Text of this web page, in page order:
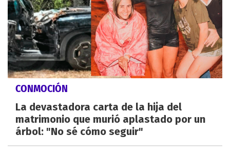
CONMOCIÓN
La devastadora carta de la hija del
matrimonio que murió aplastado por un
árbol: "No sé cómo seguir"